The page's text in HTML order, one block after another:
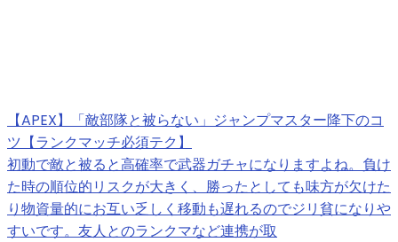
【APEX】「敵部隊と被らない」ジャンプマスター降下のコ
ツ【ランクマッチ必須テク】
初動で敵と被ると高確率で武器ガチャになりますよね。負け
た時の順位的リスクが大きく、勝ったとしても味方が欠けた
り物資量的にお互い乏しく移動も遅れるのでジリ貧になりや
すいです。友人とのランクマなど連携が取